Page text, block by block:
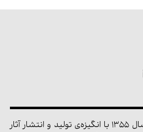
مجموعه‌ی پارت در سال 1355 با انگیزه‌ی تولید و انتشار آثار